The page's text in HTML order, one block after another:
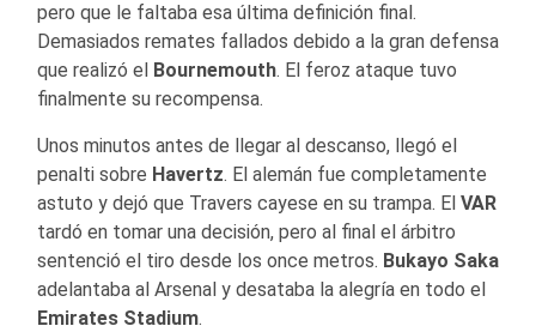
pero que le faltaba esa última definición final.
Demasiados remates fallados debido a la gran defensa
que realizó el Bournemouth. El feroz ataque tuvo
finalmente su recompensa.
Unos minutos antes de llegar al descanso, llegó el
penalti sobre Havertz. El alemán fue completamente
astuto y dejó que Travers cayese en su trampa. El VAR
tardó en tomar una decisión, pero al final el árbitro
sentenció el tiro desde los once metros. Bukayo Saka
adelantaba al Arsenal y desataba la alegría en todo el
Emirates Stadium.